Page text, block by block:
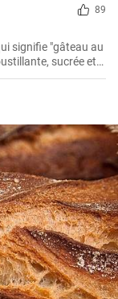
89
signifie "gâteau au
sucrée et
à réaliser, le